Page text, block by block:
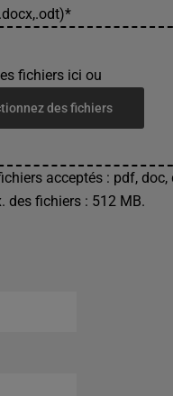
*
fichiers ici ou
des fichiers
acceptés : pdf, doc,
des fichiers : 512 MB.